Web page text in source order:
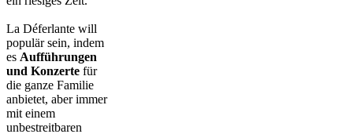
La Déferlante will
populär sein, indem
es Aufführungen
und Konzerte für
die ganze Familie
anbietet, aber immer
mit einem
unbestreitbaren